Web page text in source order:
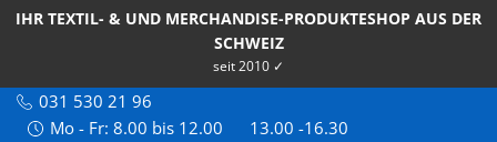
IHR TEXTIL- & UND MERCHANDISE-PRODUKTESHOP AUS DER
SCHWEIZ
seit 2010 ✓
031 530 21 96
Mo - Fr: 8.00 bis 12.00
13.00 -16.30